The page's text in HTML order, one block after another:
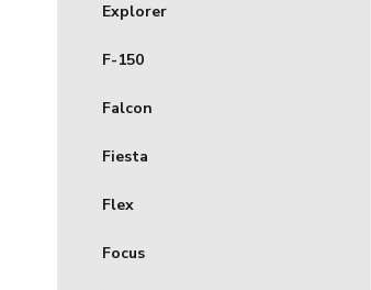
Explorer
F-150
Falcon
Fiesta
Flex
Focus